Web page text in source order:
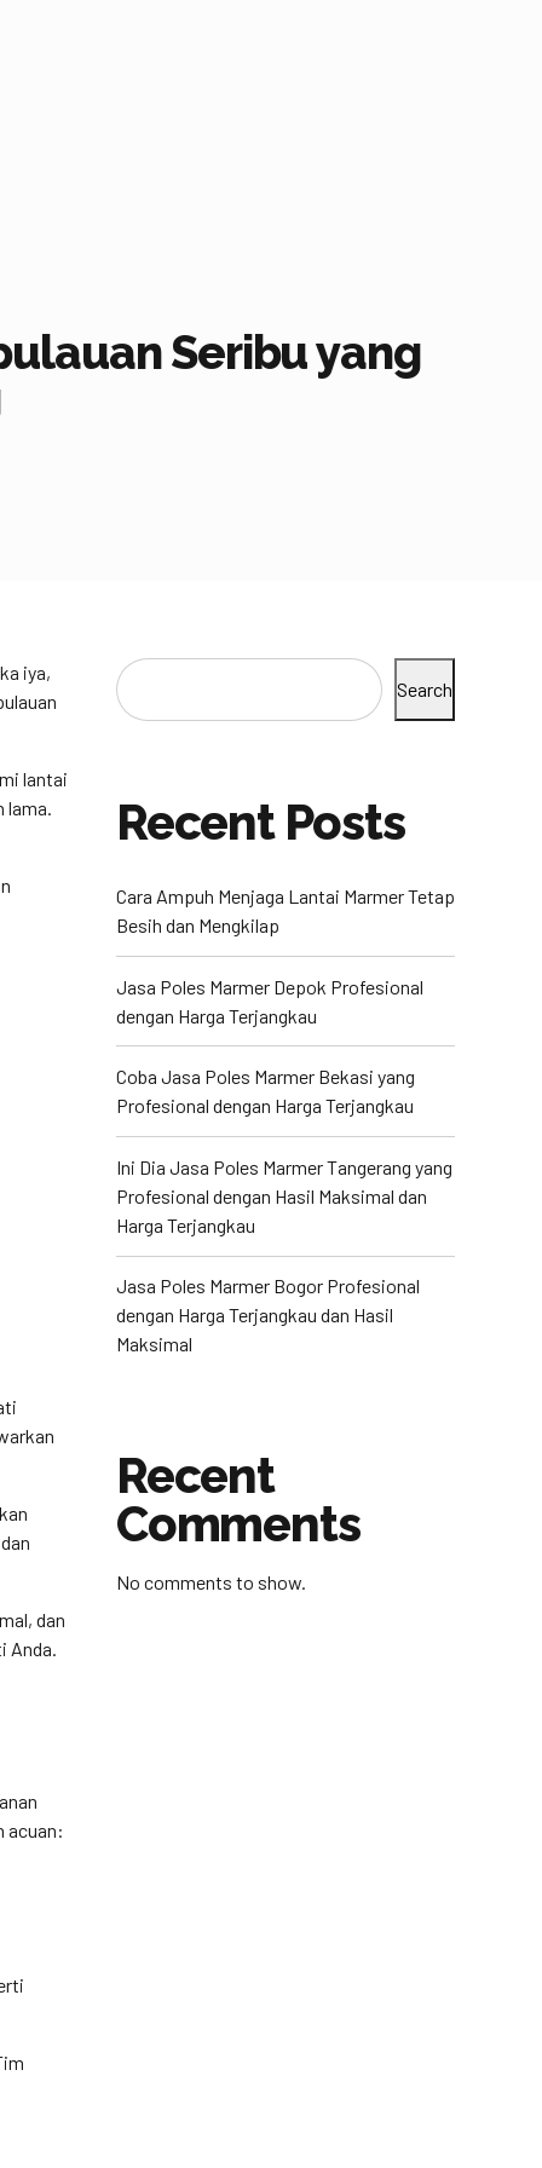
Seribu yang
iya,
lantai
lama.
dan
acuan:
Search
Recent Posts
Cara Ampuh Menjaga Lantai Marmer Tetap
Besih dan Mengkilap
Jasa Poles Marmer Depok Profesional
dengan Harga Terjangkau
Coba Jasa Poles Marmer Bekasi yang
Profesional dengan Harga Terjangkau
Ini Dia Jasa Poles Marmer Tangerang yang
Profesional dengan Hasil Maksimal dan
Harga Terjangkau
Jasa Poles Marmer Bogor Profesional
dengan Harga Terjangkau dan Hasil
Maksimal
Recent
Comments
No comments to show.